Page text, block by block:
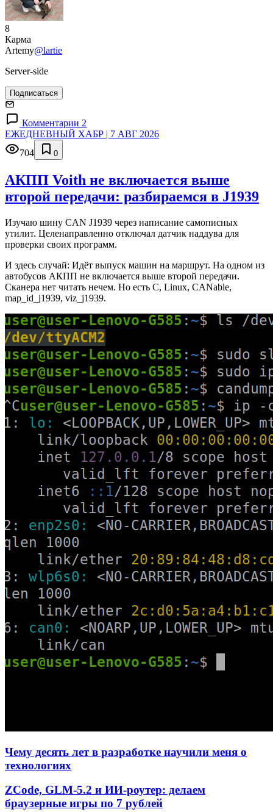
8
Карма
Artemy@lartie
Server-side
Подписаться
Комментарии 2
ЕЖЕДНЕВНЫЙ ХАБР | 7 АВГ 2026
704
0
АКПП Voith не включается выше
второй передачи: разбираемся в J1939
Изучаю шину CAN J1939 через написание самописных
утилит. Целенаправленно отключал датчик наддува для
проверки своих программ.
И здесь случай: Идёт выпуск машин на маршрут. На одном из
автобусов АКПП не включается выше второй передачи.
Сканера нет читать нечем. Но есть C, Linux, CANable,
map_id_j1939, viz_j1939.
Чему десять лет в разработке научили меня о
технологиях
ZCode, GLM-5.2 и ИИ-роутер: делаем
браузерные игры по 7 рублей